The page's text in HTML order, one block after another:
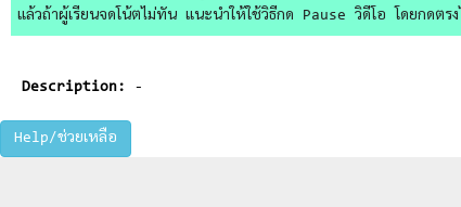
แล้วถ้าผู้เรียนจดโน้ตไม่ทัน แนะนำให้ใช้วิธีกด Pause วิดีโอ โดยกดต
Description: -
Help/ช่วยเหลือ